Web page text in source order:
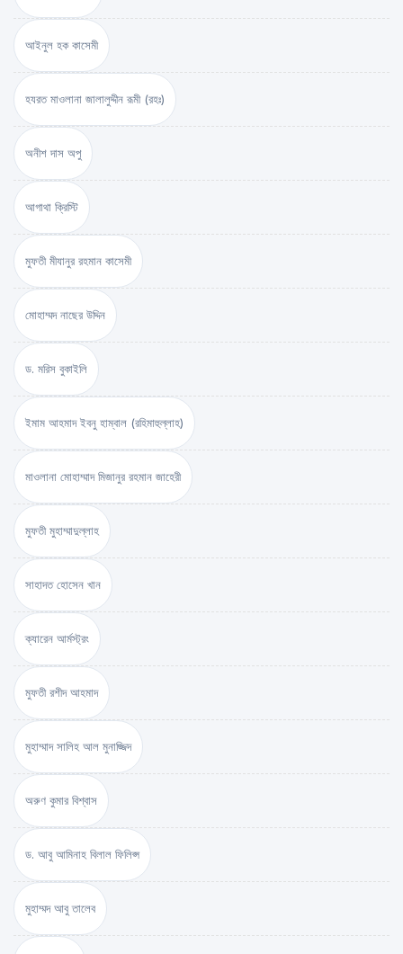
আইনুল হক কাসেমী
হযরত মাওলানা জালালুদ্দীন রূমী (রহঃ)
অনীশ দাস অপু
আগাথা ক্রিস্টি
মুফতী মীযানুর রহমান কাসেমী
মোহাম্মদ নাছের উদ্দিন
ড. মরিস বুকাইলি
ইমাম আহমাদ ইবনু হাম্বাল (রহিমাহুল্লাহ)
মাওলানা মোহাম্মাদ মিজানুর রহমান জাহেরী
মুফতী মুহাম্মাদুল্লাহ
সাহাদত হোসেন খান
ক্যারেন আর্মস্ট্রং
মুফতী রশীদ আহমাদ
মুহাম্মাদ সালিহ আল মুনাজ্জিদ
অরুণ কুমার বিশ্বাস
ড. আবু আমিনাহ বিলাল ফিলিপ্স
মুহাম্মদ আবু তালেব